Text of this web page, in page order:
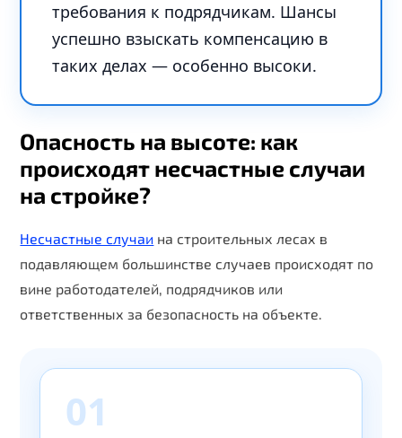
требования к подрядчикам. Шансы
успешно взыскать компенсацию в
таких делах — особенно высоки.
Опасность на высоте: как
происходят несчастные случаи
на стройке?
Несчастные случаи на строительных лесах в
подавляющем большинстве случаев происходят по
вине работодателей, подрядчиков или
ответственных за безопасность на объекте.
01